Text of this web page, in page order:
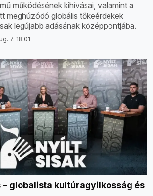
működésének kihívásai, valamint a
meghúzódó globális tőkeérdekek
legújabb adásának középpontjába.
7. 18:01
– globalista kultúragyilkosság és